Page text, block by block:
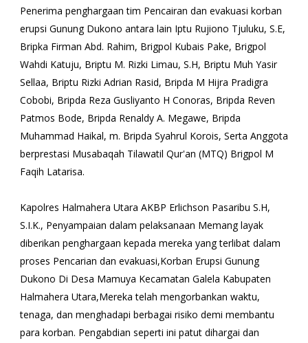
Penerima penghargaan tim Pencairan dan evakuasi korban
erupsi Gunung Dukono antara lain Iptu Rujiono Tjuluku, S.E,
Bripka Firman Abd. Rahim, Brigpol Kubais Pake, Brigpol
Wahdi Katuju, Briptu M. Rizki Limau, S.H, Briptu Muh Yasir
Sellaa, Briptu Rizki Adrian Rasid, Bripda M Hijra Pradigra
Cobobi, Bripda Reza Gusliyanto H Conoras, Bripda Reven
Patmos Bode, Bripda Renaldy A. Megawe, Bripda
Muhammad Haikal, m. Bripda Syahrul Korois, Serta Anggota
berprestasi Musabaqah Tilawatil Qur'an (MTQ) Brigpol M
Faqih Latarisa.
Kapolres Halmahera Utara AKBP Erlichson Pasaribu S.H,
S.I.K., Penyampaian dalam pelaksanaan Memang layak
diberikan penghargaan kepada mereka yang terlibat dalam
proses Pencarian dan evakuasi,Korban Erupsi Gunung
Dukono Di Desa Mamuya Kecamatan Galela Kabupaten
Halmahera Utara,Mereka telah mengorbankan waktu,
tenaga, dan menghadapi berbagai risiko demi membantu
para korban. Pengabdian seperti ini patut dihargai dan